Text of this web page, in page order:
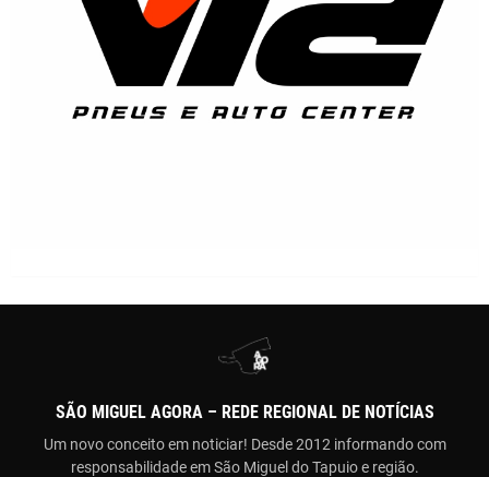
SÃO MIGUEL AGORA – REDE REGIONAL DE NOTÍCIAS
Um novo conceito em noticiar! Desde 2012 informando com
responsabilidade em São Miguel do Tapuio e região.